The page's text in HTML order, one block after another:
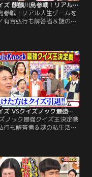
有吉クイズ 麒麟川島参戦！リアル人生ゲームを作ろう（2026/07/26放送分）
参戦！リアル人生ゲームを
有吉弘行も解答者＆謎の私
で禁断クイズも！ 解答者が
プ】 「芸能人版人生ゲーム
！」 芸能生活の実体験をも
目を作成！ 今回は麒麟川
真麻・さらば森田・三四郎
場！
有吉クイズ VSクイズノック最強クイズ王決定戦（2026/07/12放送分）
ノック最強クイズ王決定戦
行も解答者＆謎の私生活密
有吉クイズ VS QuizKnock
ズ王決定戦」 負けた方はク